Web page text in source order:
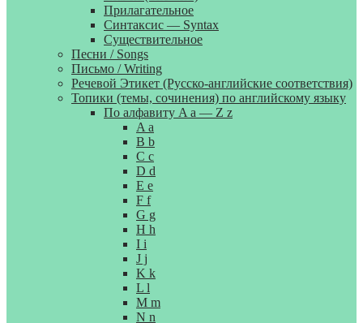
Прилагательное
Синтаксис — Syntax
Существительное
Песни / Songs
Письмо / Writing
Речевой Этикет (Русско-английские соответствия)
Топики (темы, сочинения) по английскому языку
По алфавиту A a — Z z
A a
B b
C c
D d
E e
F f
G g
H h
I i
J j
K k
L l
M m
N n